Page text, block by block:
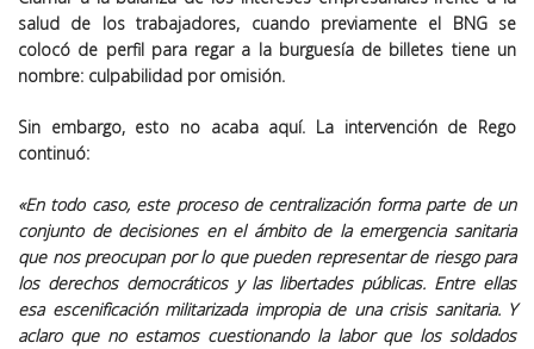
salud de los trabajadores, cuando previamente el BNG se
colocó de perfil para regar a la burguesía de billetes tiene un
nombre: culpabilidad por omisión.
Sin embargo, esto no acaba aquí. La intervención de Rego
continuó:
«En todo caso, este proceso de centralización forma parte de un
conjunto de decisiones en el ámbito de la emergencia sanitaria
que nos preocupan por lo que pueden representar de riesgo para
los derechos democráticos y las libertades públicas. Entre ellas
esa escenificación militarizada impropia de una crisis sanitaria. Y
aclaro que no estamos cuestionando la labor que los soldados